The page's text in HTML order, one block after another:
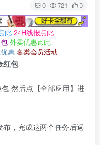
0 721 0
此 24H线报点此
外卖优惠点此
惠 各类会员活动
红包
然后点【全部应用】进
，完成这两个任务后返